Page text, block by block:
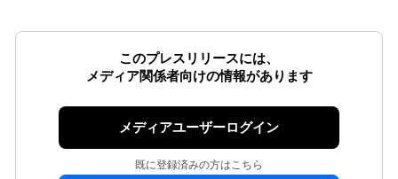
このプレスリリースには、
メディア関係者向けの情報があります
メディアユーザーログイン
既に登録済みの方はこちら